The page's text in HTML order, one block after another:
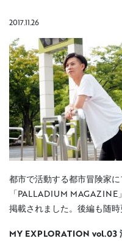
2017.11.26
都市で活動する都市冒険家
「PALLADIUM
掲載されました。後編も随時
MY EXPLORATION vol.03